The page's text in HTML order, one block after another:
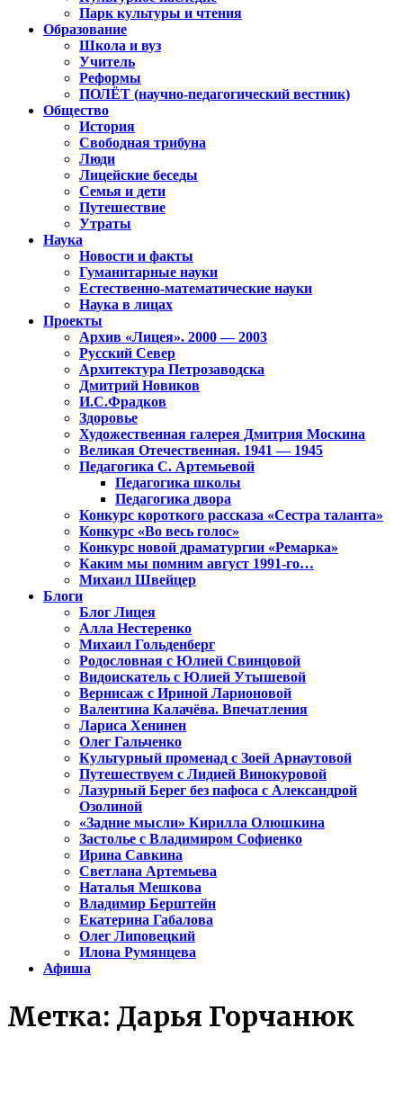
Парк культуры и чтения
Образование
Школа и вуз
Учитель
Реформы
ПОЛЁТ (научно-педагогический вестник)
Общество
История
Свободная трибуна
Люди
Лицейские беседы
Семья и дети
Путешествие
Утраты
Наука
Новости и факты
Гуманитарные науки
Естественно-математические науки
Наука в лицах
Проекты
Архив «Лицея». 2000 — 2003
Русский Север
Архитектура Петрозаводска
Дмитрий Новиков
И.С.Фрадков
Здоровье
Художественная галерея Дмитрия Москина
Великая Отечественная. 1941 — 1945
Педагогика С. Артемьевой
Педагогика школы
Педагогика двора
Конкурс короткого рассказа «Сестра таланта»
Конкурс «Во весь голос»
Конкурс новой драматургии «Ремарка»
Каким мы помним август 1991-го…
Михаил Швейцер
Блоги
Блог Лицея
Алла Нестеренко
Михаил Гольденберг
Родословная с Юлией Свинцовой
Видоискатель с Юлией Утышевой
Вернисаж с Ириной Ларионовой
Валентина Калачёва. Впечатления
Лариса Хенинен
Олег Гальченко
Культурный променад с Зоей Арнаутовой
Путешествуем с Лидией Винокуровой
Лазурный Берег без пафоса с Александрой
Озолиной
«Задние мысли» Кирилла Олюшкина
Застолье с Владимиром Софиенко
Ирина Савкина
Светлана Артемьева
Наталья Мешкова
Владимир Берштейн
Екатерина Габалова
Олег Липовецкий
Илона Румянцева
Афиша
Метка: Дарья Горчанюк